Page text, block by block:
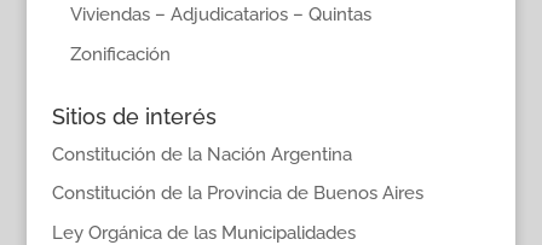
Viviendas – Adjudicatarios – Quintas
Zonificación
Sitios de interés
Constitución de la Nación Argentina
Constitución de la Provincia de Buenos Aires
Ley Orgánica de las Municipalidades